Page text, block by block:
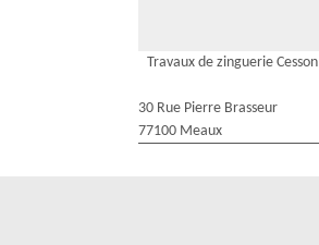
Travaux de zinguerie Cesson
30 Rue Pierre Brasseur
77100 Meaux